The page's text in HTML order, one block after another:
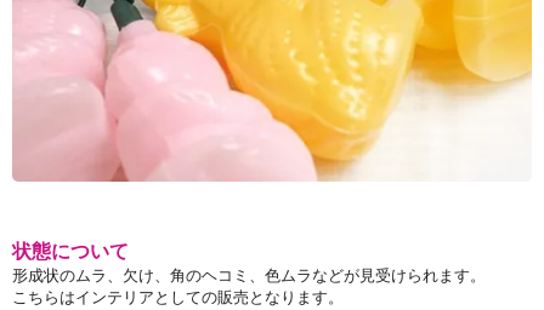
状態について
形成状のムラ、欠け、角のヘコミ、色ムラなどが見受けられます。
こちらはインテリアとしての販売となります。